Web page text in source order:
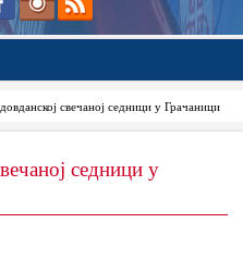
свечаној седници у Грачаници
седници у